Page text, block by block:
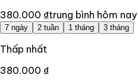
380.000 ₫trung bình hôm nay
7 ngày 2 tuần 1 tháng 3 tháng
Thấp nhất
380.000 ₫